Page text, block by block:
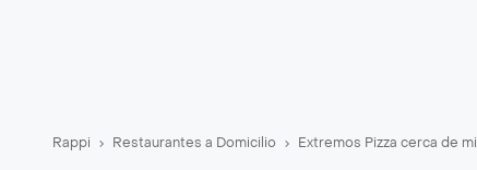
Rappi Restaurantes a Domicilio Extremos Pizza cerca de mi